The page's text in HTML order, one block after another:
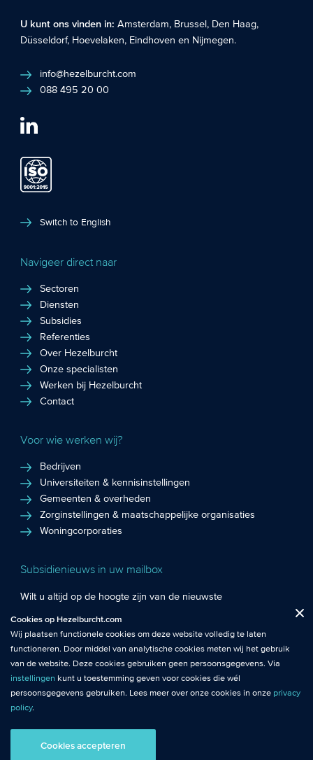
U kunt ons vinden in:Amsterdam, Brussel , Den Haag,
Düsseldorf, Hoevelaken, Eindhoven en Nijmegen.
info@hezelburcht.com
088 495 20 00
Switch to English
Navigeer direct naar
Sectoren
Diensten
Subsidies
Referenties
Over Hezelburcht
Onze specialisten
Werken bij Hezelburcht
Contact
Voor wie werken wij?
Bedrijven
Universiteiten & kennisinstellingen
Gemeenten & overheden
Zorginstellingen & maatschappelijke organisaties
Woningcorporaties
Subsidienieuws in uw mailbox
Wilt u altijd op de hoogte zijn van de nieuwste
voor de Hezelburcht Subsidienieuwsbrief!
Inschrijven nieuwsbrief
AI statement Algemene Voorwaarden
noodzakelijk om de website goed te laten werken.
Analytische cookies
: Met analytische cookies meten wij het gebruik van
de website. Zo krijgen wij beter inzicht in het functioneren van de
website.
Cookies op Hezelburcht.com
Wij plaatsen functionele cookies om deze website volledig te laten
functioneren. Door middel van analytische cookies meten wij het gebruik
van de website. Deze cookies gebruiken geen persoonsgegevens. Via
instellingen kunt u toestemming geven voor cookies die wél
persoonsgegevens gebruiken. Lees meer over onze cookies in onze privacy
policy.
Cookies accepteren